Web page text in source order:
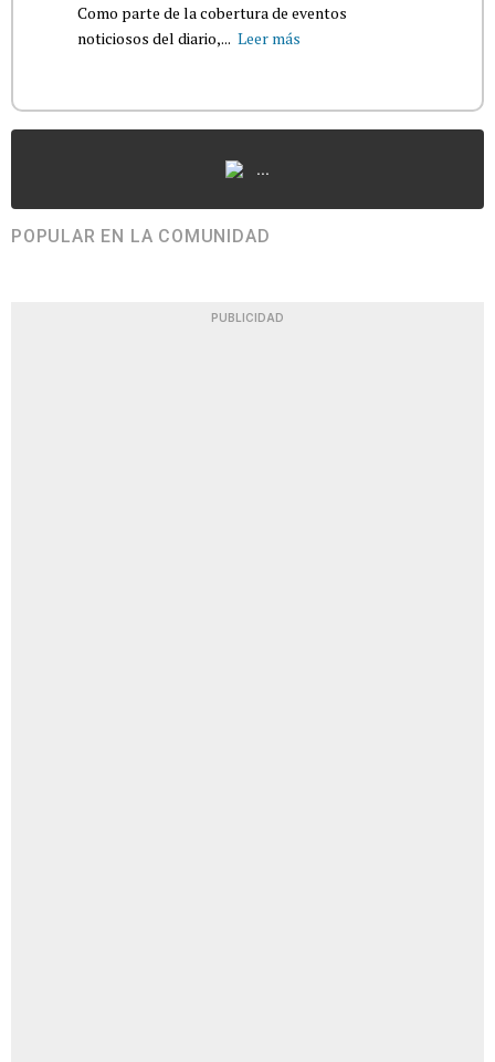
Como parte de la cobertura de eventos
noticiosos del diario,... Leer más
...
POPULAR EN LA COMUNIDAD
PUBLICIDAD